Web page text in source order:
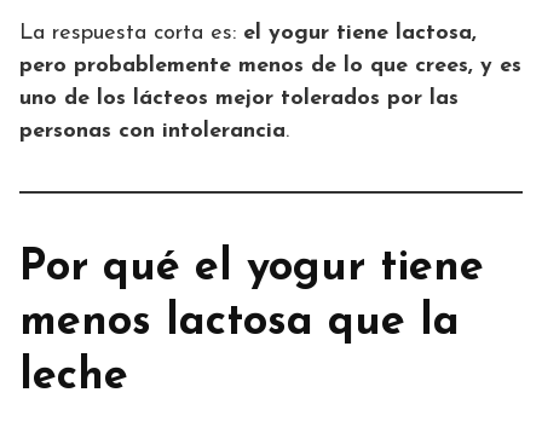
La respuesta corta es: el yogur tiene lactosa,
pero probablemente menos de lo que crees, y es
uno de los lácteos mejor tolerados por las
personas con intolerancia.
Por qué el yogur tiene
menos lactosa que la
leche